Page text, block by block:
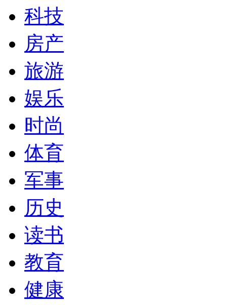
科技
房产
旅游
娱乐
时尚
体育
军事
历史
读书
教育
健康